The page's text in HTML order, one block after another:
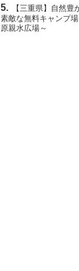
【三重県】自然豊
素敵な無料キャンプ
原親水広場～